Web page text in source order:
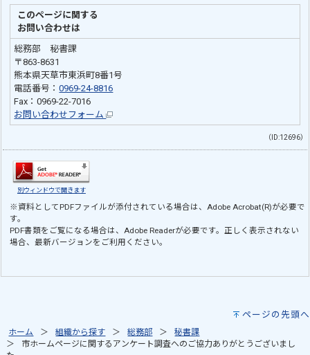
このページに関する
お問い合わせは
総務部 秘書課
〒863-8631
熊本県天草市東浜町8番1号
電話番号：0969-24-8816
Fax：0969-22-7016
お問い合わせフォーム
（ID:12696）
別ウィンドウで開きます
※資料としてPDFファイルが添付されている場合は、Adobe Acrobat(R)が必要で
す。
PDF書類をご覧になる場合は、Adobe Readerが必要です。正しく表示されない
場合、最新バージョンをご利用ください。
ページの先頭へ
ホーム 組織から探す 総務部
秘書課
市ホームページに関するアンケート調査へのご協力ありがとうございまし